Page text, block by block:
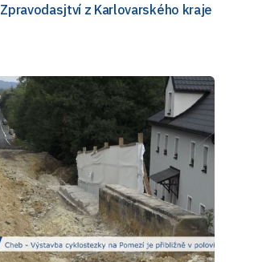
Zpravodasjtví z Karlovarského kraje